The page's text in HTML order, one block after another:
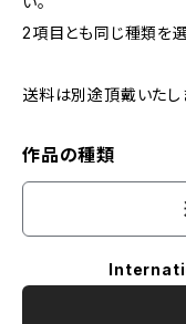
2項目とも同じ種類を選
送料は別途頂戴いたし
作品の種類